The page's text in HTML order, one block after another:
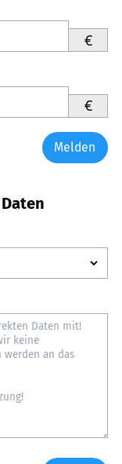
€
€
Melden